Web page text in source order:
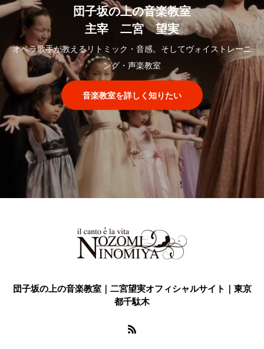
団子坂の上の音楽教室
主宰 二宮 望実
オペラ歌手が教えるリトミック・音感。そしてヴォイストレーニ
ング・声楽教室
音楽教室を詳しく知りたい
団子坂の上の音楽教室｜二宮望実オフィシャルサイト｜東京
都千駄木